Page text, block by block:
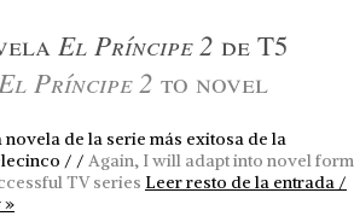
El Príncipe 2 de T5
El Príncipe 2 to novel
de la serie más exitosa de la
/ / Again, I will adapt into novel form
TV series Leer resto de la entrada /
»